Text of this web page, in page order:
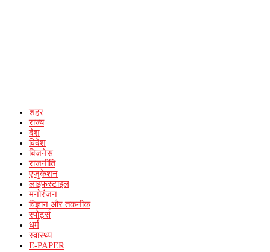
शहर
राज्य
देश
विदेश
बिजनेस
राजनीति
एजुकेशन
लाइफस्टाइल
मनोरंजन
विज्ञान और तकनीक
स्पोर्ट्स
धर्म
स्वास्थ्य
E-PAPER